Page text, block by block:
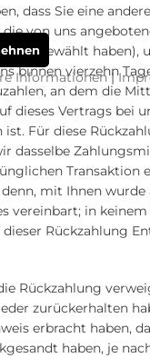
dass Sie eine
die von uns
gewählt haben),
binnen vierzehn
an dem die
dieses Vertrags bei
Für diese
dasselbe
Transaktion
denn, mit Ihnen
vereinbart; in
dieser Rückzahlung
Rückzahlung
zurückerhalten
erbracht haben,
haben, je
Informationen|